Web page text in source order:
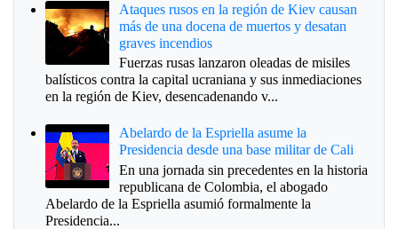
Ataques rusos en la región de Kiev causan
más de una docena de muertos y desatan
graves incendios
Fuerzas rusas lanzaron oleadas de misiles
balísticos contra la capital ucraniana y sus inmediaciones
en la región de Kiev, desencadenando v...
Abelardo de la Espriella asume la
Presidencia desde una base militar de Cali
En una jornada sin precedentes en la historia
republicana de Colombia, el abogado
Abelardo de la Espriella asumió formalmente la
Presidencia...